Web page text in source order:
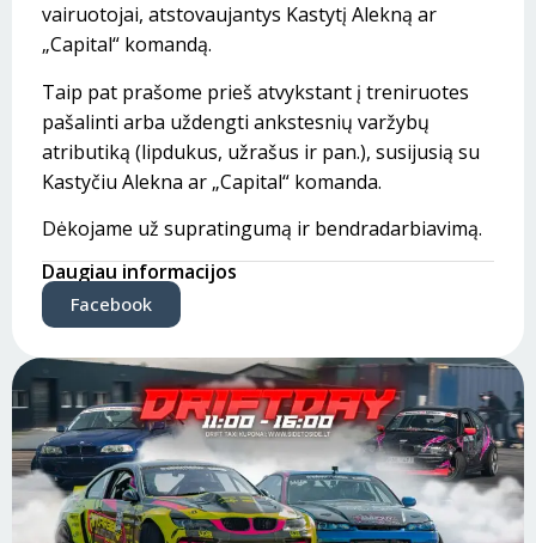
vairuotojai, atstovaujantys Kastytį Alekną ar
„Capital“ komandą.
Taip pat prašome prieš atvykstant į treniruotes
pašalinti arba uždengti ankstesnių varžybų
atributiką (lipdukus, užrašus ir pan.), susijusią su
Kastyčiu Alekna ar „Capital“ komanda.
Dėkojame už supratingumą ir bendradarbiavimą.
Daugiau informacijos
Facebook